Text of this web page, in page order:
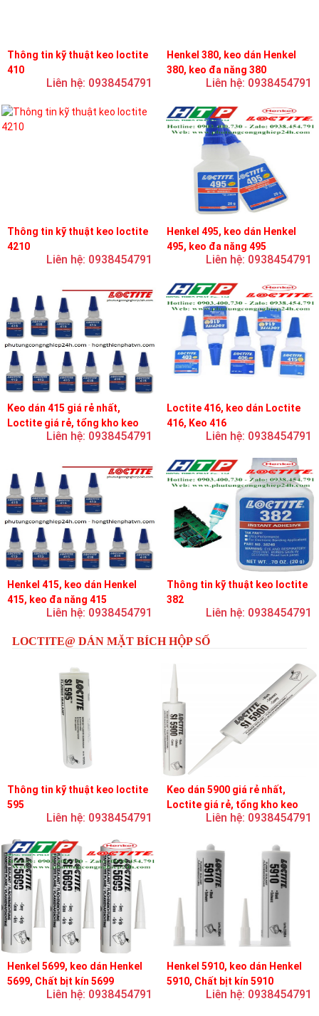
Thông tin kỹ thuật keo loctite
410
Liên hệ: 0938454791
Henkel 380, keo dán Henkel
380, keo đa năng 380
Liên hệ: 0938454791
Thông tin kỹ thuật keo loctite
4210
Liên hệ: 0938454791
Henkel 495, keo dán Henkel
495, keo đa năng 495
Liên hệ: 0938454791
Keo dán 415 giá rẻ nhất,
Loctite giá rẻ, tổng kho keo
Liên hệ: 0938454791
Loctite 416, keo dán Loctite
416, Keo 416
Liên hệ: 0938454791
Henkel 415, keo dán Henkel
415, keo đa năng 415
Liên hệ: 0938454791
Thông tin kỹ thuật keo loctite
382
Liên hệ: 0938454791
LOCTITE@ DÁN MẶT BÍCH HỘP SỐ
Thông tin kỹ thuật keo loctite
595
Liên hệ: 0938454791
Keo dán 5900 giá rẻ nhất,
Loctite giá rẻ, tổng kho keo
Liên hệ: 0938454791
Henkel 5699, keo dán Henkel
5699, Chất bịt kín 5699
Liên hệ: 0938454791
Henkel 5910, keo dán Henkel
5910, Chất bịt kín 5910
Liên hệ: 0938454791